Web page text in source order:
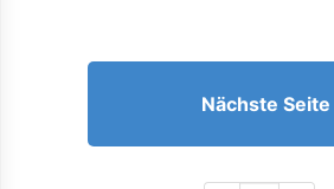
Nächste Seite